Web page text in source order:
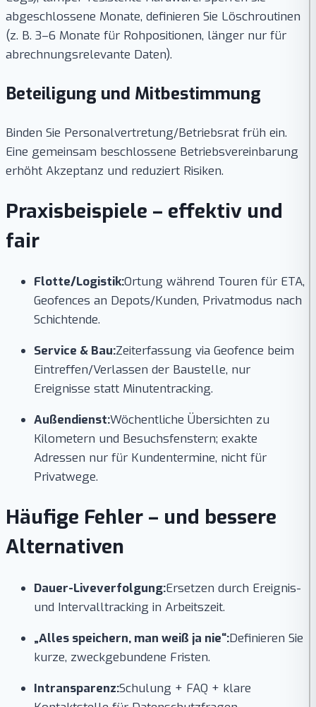
abgeschlossene Monate, definieren Sie Löschroutinen
(z. B. 3–6 Monate für Rohpositionen, länger nur für
abrechnungsrelevante Daten).
Beteiligung und Mitbestimmung
Binden Sie Personalvertretung/Betriebsrat früh ein.
Eine gemeinsam beschlossene Betriebsvereinbarung
erhöht Akzeptanz und reduziert Risiken.
Praxisbeispiele – effektiv und
fair
Flotte/Logistik:Ortung während Touren für ETA,
Geofences an Depots/Kunden, Privatmodus nach
Schichtende.
Service & Bau:Zeiterfassung via Geofence beim
Eintreffen/Verlassen der Baustelle, nur
Ereignisse statt Minutentracking.
Außendienst:Wöchentliche Übersichten zu
Kilometern und Besuchsfenstern; exakte
Adressen nur für Kundentermine, nicht für
Privatwege.
Häufige Fehler – und bessere
Alternativen
Dauer-Liveverfolgung:Ersetzen durch Ereignis-
und Intervalltracking in Arbeitszeit.
„Alles speichern, man weiß ja nie“:Definieren Sie
kurze, zweckgebundene Fristen.
Intransparenz:Schulung + FAQ + klare